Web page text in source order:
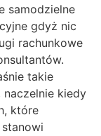
samodzielne
gdyż nic
rachunkowe
takie
naczelnie kiedy
które